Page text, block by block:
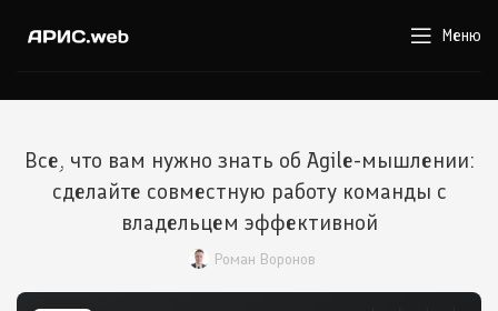
Меню
Все, что вам нужно знать об Agile-мышлении:
сделайте совместную работу команды с
владельцем эффективной
Роман Воронов